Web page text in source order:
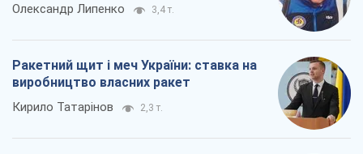
Олександр Липенко 3,4 т.
Ракетний щит і меч України: ставка на
виробництво власних ракет
Кирило Татарінов 2,3 т.